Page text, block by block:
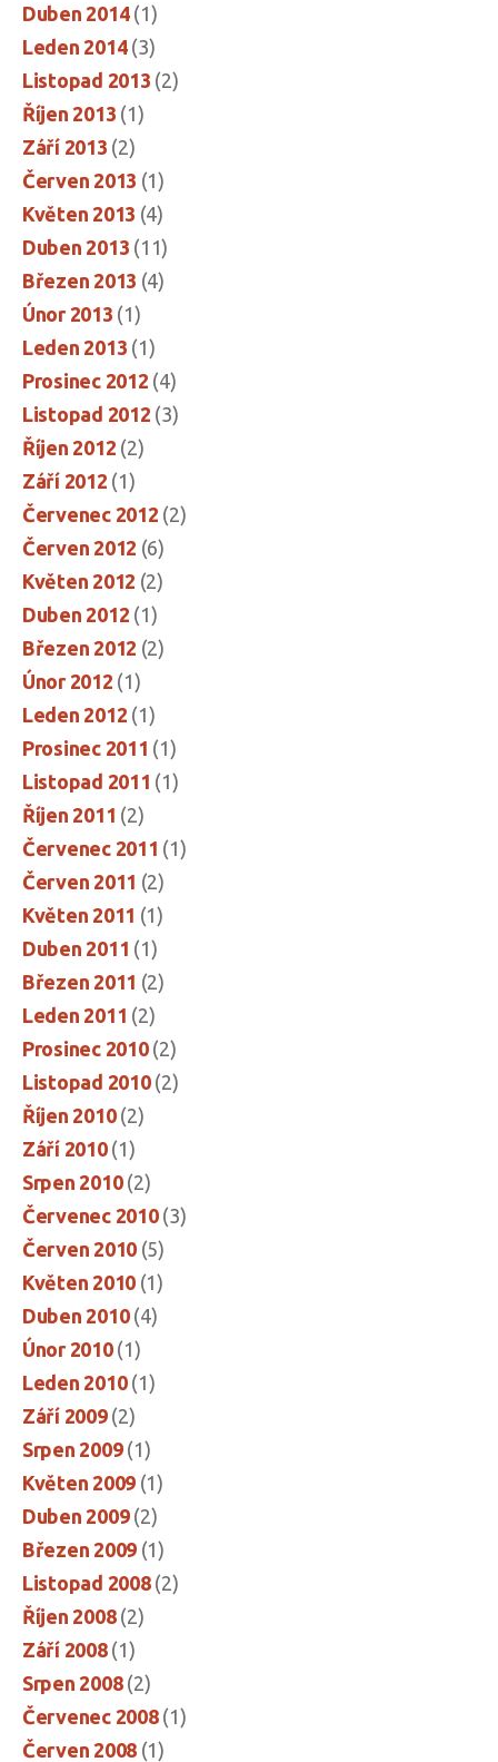
Duben 2014(1)
Leden 2014(3)
Listopad 2013 (2)
Říjen 2013 (1)
Září 2013 (2)
Červen 2013 (1)
Květen 2013 (4)
Duben 2013 (11)
Březen 2013 (4)
Únor 2013 (1)
Leden 2013 (1)
Prosinec 2012 (4)
Listopad 2012 (3)
Říjen 2012 (2)
Září 2012 (1)
Červenec 2012 (2)
Červen 2012 (6)
Květen 2012 (2)
Duben 2012 (1)
Březen 2012 (2)
Únor 2012 (1)
Leden 2012 (1)
Prosinec 2011 (1)
Listopad 2011 (1)
Říjen 2011 (2)
Červenec 2011 (1)
Červen 2011 (2)
Květen 2011 (1)
Duben 2011 (1)
Březen 2011 (2)
Leden 2011 (2)
Prosinec 2010(2)
Listopad 2010(2)
Říjen 2010(2)
Září 2010(1)
Srpen 2010(2)
Červenec 2010(3)
Červen 2010 (5)
Květen 2010 (1)
Duben 2010(4)
Únor 2010(1)
Leden 2010(1)
Září 2009(2)
Srpen 2009(1)
Květen 2009 (1)
Duben 2009(2)
Březen 2009 (1)
Listopad 2008(2)
Říjen 2008(2)
Září 2008(1)
Srpen 2008(2)
Červenec 2008(1)
Červen 2008 (1)